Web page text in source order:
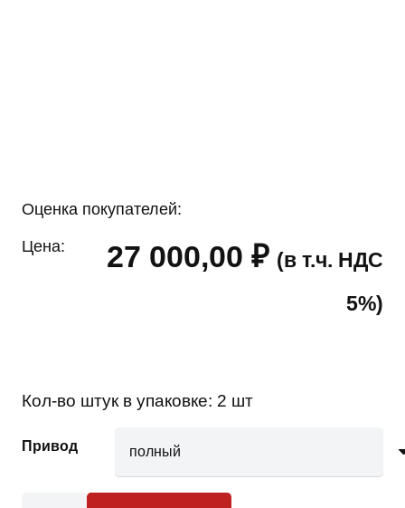
Оценка покупателей:
Цена: 27 000,00 ₽ (в т.ч. НДС
5%)
Кол-во штук в упаковке: 2 шт
Привод